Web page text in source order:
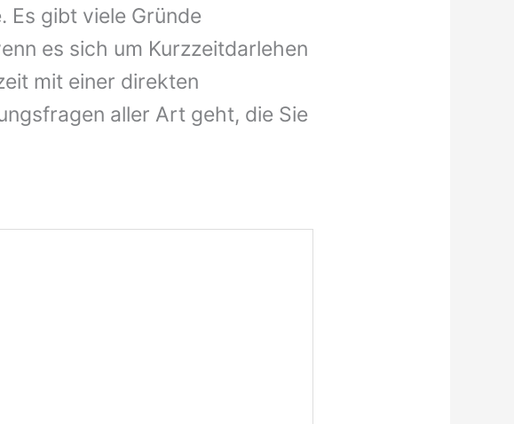
Es gibt viele Gründe
es sich um Kurzzeitdarlehen
mit einer direkten
aller Art geht, die Sie